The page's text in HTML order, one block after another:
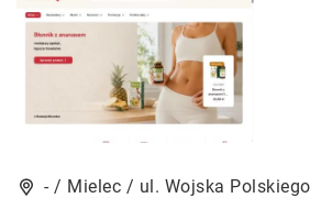
- / Mielec / ul. Wojska